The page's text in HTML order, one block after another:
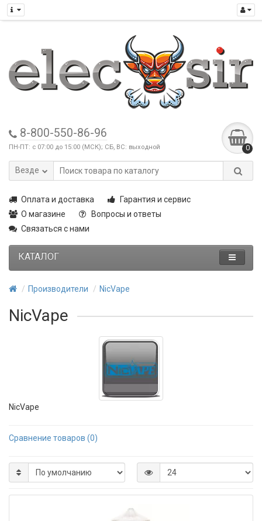
8-800-550-86-96
ПН-ПТ: с 07:00 до 15:00 (МСК); СБ, ВС: выходной 0
Везде
Оплата и доставка
Гарантия и сервис
О магазине
Вопросы и ответы
Связаться с нами
КАТАЛОГ
Производители NicVape
NicVape
NicVape
Сравнение товаров (0)